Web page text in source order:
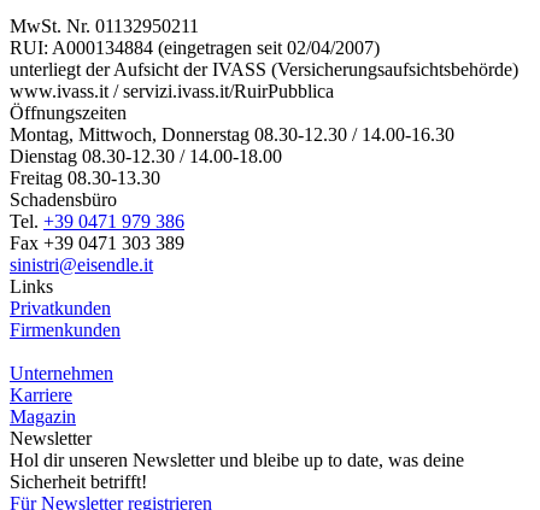
MwSt. Nr. 01132950211
RUI: A000134884 (eingetragen seit 02/04/2007)
unterliegt der Aufsicht der IVASS (Versicherungsaufsichtsbehörde)
www.ivass.it / servizi.ivass.it/RuirPubblica
Öffnungszeiten
Montag, Mittwoch, Donnerstag 08.30-12.30 / 14.00-16.30
Dienstag 08.30-12.30 / 14.00-18.00
Freitag 08.30-13.30
Schadensbüro
Tel. +39 0471 979 386
Fax +39 0471 303 389
sinistri@eisendle.it
Links
Privatkunden
Firmenkunden
Unternehmen
Karriere
Magazin
Newsletter
Hol dir unseren Newsletter und bleibe up to date, was deine
Sicherheit betrifft!
Für Newsletter registrieren